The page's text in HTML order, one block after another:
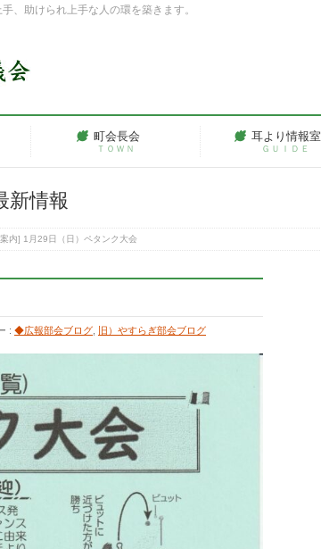
、助けられ上手な人の環を築きます。
町会長会
ＴＯＷＮ
耳より情報室
ＧＵＩＤＥ
新情報
内] 1月29日（日）ペタンク大会
: ◆広報部会ブログ 旧）やすらぎ部会ブログ